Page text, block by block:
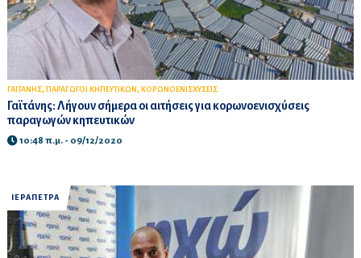
ΓΑΙΤΑΝΗΣ, ΠΑΡΑΓΩΓΟΙ ΚΗΠΕΥΤΙΚΩΝ , ΚΟΡΩΝΟΕΝΙΣΧΥΣΕΙΣ
Γαϊτάνης: Λήγουν σήμερα οι αιτήσεις για κορωνοενισχύσεις
παραγωγών κηπευτικών
10:48 π.μ. - 09/12/2020
ΙΕΡΑΠΕΤΡΑ